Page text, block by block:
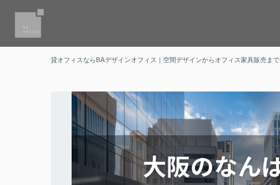
貸オフィスならBAデザインオフィス｜空間デザインからオフィス家具販売まで